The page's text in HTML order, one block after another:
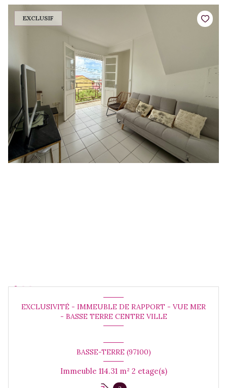
EXCLUSIF
EXCLUSIVITÉ - IMMEUBLE DE RAPPORT - VUE MER
- BASSE TERRE CENTRE VILLE
BASSE-TERRE (97100)
Immeuble 114.31 m² 2 etage(s)